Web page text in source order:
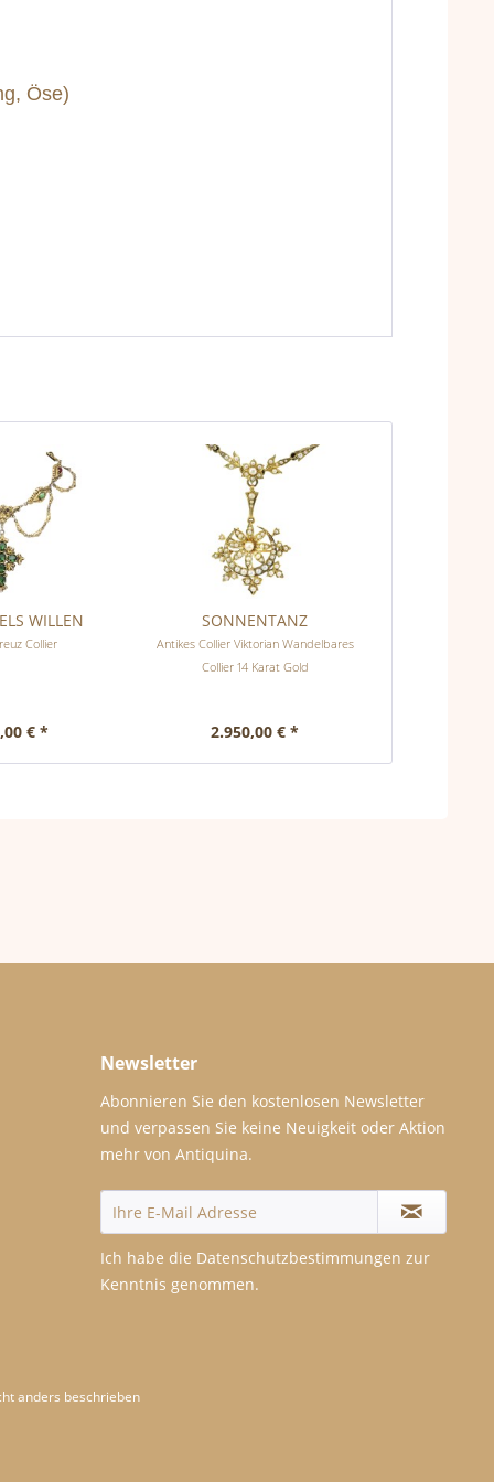
Öse)
WILLEN
Collier
€ *
SONNENTANZ
Antikes Collier Viktorian Wandelbares
Collier 14 Karat Gold
2.950,00 € *
Newsletter
Abonnieren Sie den kostenlosen Newsletter
und verpassen Sie keine Neuigkeit oder Aktion
mehr von Antiquina.
Ich habe die Datenschutzbestimmungen zur
Kenntnis genommen.
anders beschrieben